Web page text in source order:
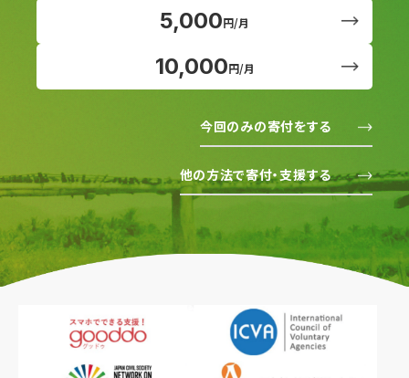
5,000円/月
10,000円/月
今回のみの寄付をする
他の方法で寄付・支援する